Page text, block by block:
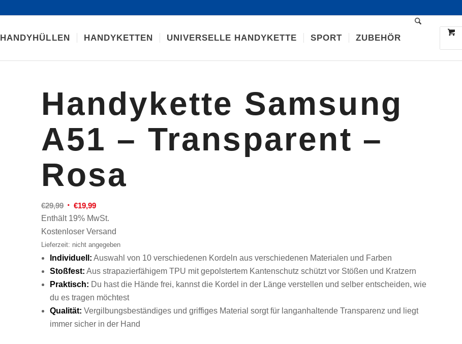
HANDYHÜLLEN HANDYKETTEN UNIVERSELLE HANDYKETTE SPORT ZUBEHÖR
Handykette Samsung
A51 – Transparent –
Rosa
€29,99 Ursprünglicher
Preis
war:
€29,99
€19,99Aktueller
Preis
ist:
€19,99.
Enthält 19% MwSt.
Kostenloser Versand
Lieferzeit: nicht angegeben
Individuell: Auswahl von 10 verschiedenen Kordeln aus verschiedenen Materialen und Farben
Stoßfest: Aus strapazierfähigem TPU mit gepolstertem Kantenschutz schützt vor Stößen und Kratzern
Praktisch: Du hast die Hände frei, kannst die Kordel in der Länge verstellen und selber entscheiden, wie
du es tragen möchtest
Qualität: Vergilbungsbeständiges und griffiges Material sorgt für langanhaltende Transparenz und liegt
immer sicher in der Hand